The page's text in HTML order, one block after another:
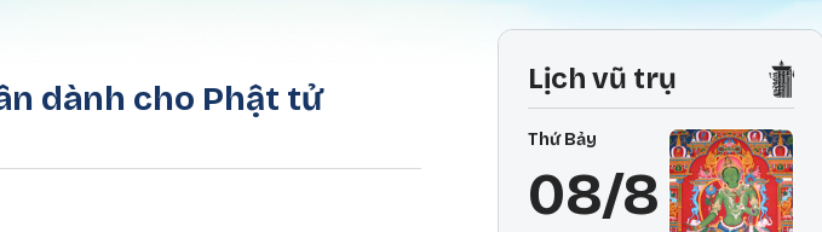
dành cho Phật tử Lịch vũ trụ
Thứ Bảy
08/8